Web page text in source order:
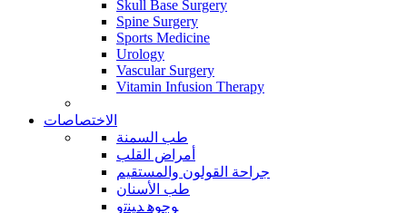
Skull Base Surgery
Spine Surgery
Sports Medicine
Urology
Vascular Surgery
Vitamin Infusion Therapy
الاختصاصات
طب السمنة
أمراض القلب
جراحة القولون والمستقيم
طب الأسنان
ﻮﺟﻮﻫ ﺪﻴﻨﺗﻭ